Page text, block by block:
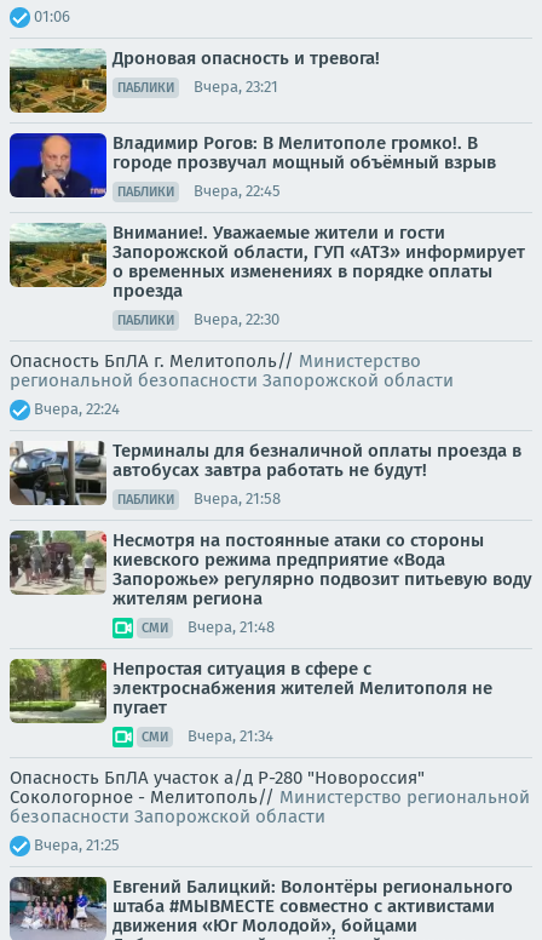
01:06
Дроновая опасность и тревога!
ПАБЛИКИ Вчера, 23:21
Владимир Рогов: В Мелитополе громко!. В
городе прозвучал мощный объёмный взрыв
ПАБЛИКИ Вчера, 22:45
Внимание!. Уважаемые жители и гости
Запорожской области, ГУП «АТЗ» информирует
о временных изменениях в порядке оплаты
проезда
ПАБЛИКИ Вчера, 22:30
Опасность БпЛА г. Мелитополь// Министерство
региональной безопасности Запорожской области
Вчера, 22:24
Терминалы для безналичной оплаты проезда в
автобусах завтра работать не будут!
ПАБЛИКИ Вчера, 21:58
Несмотря на постоянные атаки со стороны
киевского режима предприятие «Вода
Запорожье» регулярно подвозит питьевую воду
жителям региона
СМИ Вчера, 21:48
Непростая ситуация в сфере с
электроснабжения жителей Мелитополя не
пугает
СМИ Вчера, 21:34
Опасность БпЛА участок а/д Р-280 "Новороссия"
Сокологорное - Мелитополь// Министерство региональной
безопасности Запорожской области
Вчера, 21:25
Евгений Балицкий: Волонтёры регионального
штаба #МЫВМЕСТЕ совместно с активистами
движения «Юг Молодой», бойцами